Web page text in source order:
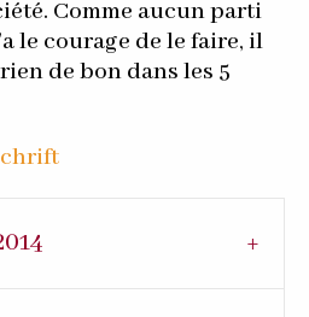
Comme aucun parti
le courage de le faire, il
de bon dans les 5